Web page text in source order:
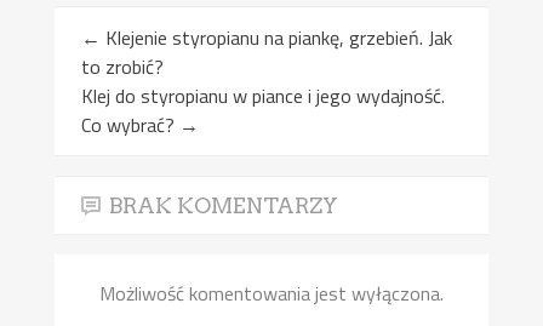
← Klejenie styropianu na piankę, grzebień. Jak
to zrobić?
Klej do styropianu w piance i jego wydajność.
Co wybrać? →
BRAK KOMENTARZY
Możliwość komentowania jest wyłączona.